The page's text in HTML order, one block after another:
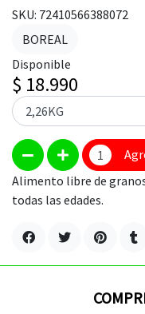
SKU: 72410566388072
BOREAL
Disponible
$ 18.990
Alimento libre de
todas las edades.